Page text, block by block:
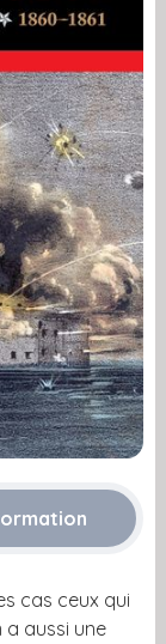
cas ceux qui
a aussi une